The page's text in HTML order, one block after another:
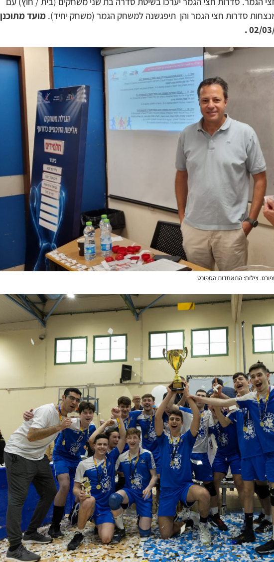
סדרות חצי הגמר והן תיפגשנה למשחק הגמר (משחק יחיד). מועד מתוכנן
צילום: התאחדות הספורט